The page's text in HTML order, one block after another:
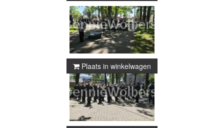
Plaats in winkelwagen